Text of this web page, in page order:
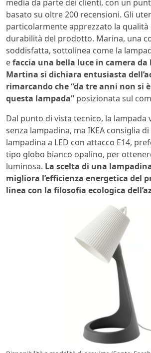
media da parte dei clienti, con un
basato su oltre 200 recensioni. Gli
particolarmente apprezzato la qualità
durabilità del prodotto. Marina, una
soddisfatta, sottolinea come la
efaccia una bella luce in camera
Martina si dichiara entusiasta
rimarcando che “da tre anni non si
questa lampada” posizionata sul
Dal punto di vista tecnico, la lampada
senza lampadina, ma IKEA consiglia
lampadina a LED con attacco E14,
tipo globo bianco opalino, per
luminosa. La scelta di una
migliora l’efficienza energetica del
linea con la filosofia ecologica